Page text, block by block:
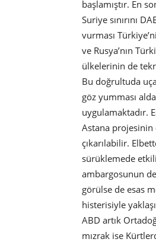
başlamıştır. En
Suriye sınırını
vurması
ve Rusya’nın
ülkelerinin de
Bu doğrultuda
göz yumması
uygulamaktadır.
Astana projesinin
çıkarılabilir.
sürüklemede
ambargosunun
görülse de esas
histerisiyle
ABD artık
mızrak ise